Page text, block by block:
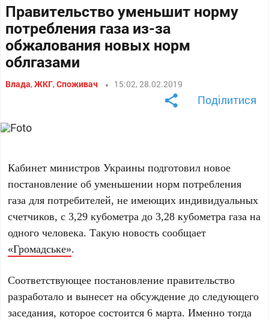
Правительство уменьшит норму
потребления газа из-за
обжалования новых норм
облгазами
Влада,ЖКГ,Споживач 15:02, 28.02.2019
Поділитися
Кабинет министров Украины подготовил новое
постановление об уменьшении норм потребления
газа для потребителей, не имеющих индивидуальных
счетчиков, с 3,29 кубометра до 3,28 кубометра газа на
одного человека. Такую новость сообщает
«Громадське».
Соответствующее постановление правительство
разработало и вынесет на обсуждение до следующего
заседания, которое состоится 6 марта. Именно тогда